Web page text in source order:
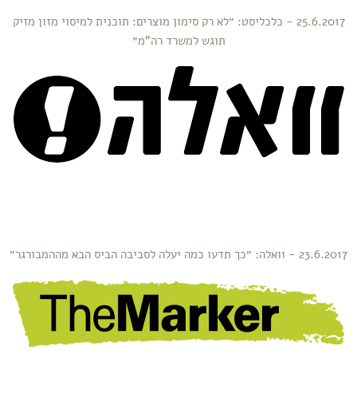
25.6.2017 - כלכליסט: ״לא רק סימון מוצרים: תוכנית למיסוי מזון מזיק
תוגש למשרד רה"מ״
23.6.2017 - וואלה: ״כך תדעו כמה יעלה לסביבה הביס הבא מההמבורגר״